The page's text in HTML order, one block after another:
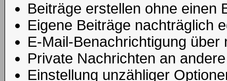
Beiträge erstellen ohne einen
Eigene Beiträge nachträglich
E-Mail-Benachrichtigung
Private Nachrichten an
Einstellung unzähliger